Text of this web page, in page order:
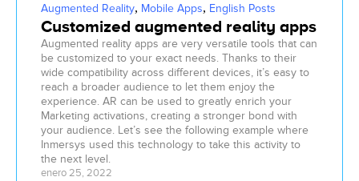
Augmented Reality, Mobile Apps, English Posts
Customized augmented reality apps
Augmented reality apps are very versatile tools that can
be customized to your exact needs. Thanks to their
wide compatibility across different devices, it’s easy to
reach a broader audience to let them enjoy the
experience. AR can be used to greatly enrich your
Marketing activations, creating a stronger bond with
your audience. Let’s see the following example where
Inmersys used this technology to take this activity to
the next level.
enero 25, 2022